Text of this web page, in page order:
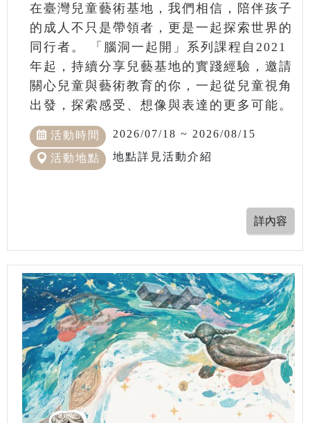
在臺灣兒童藝術基地，我們相信，陪伴孩子
的成人不只是帶領者，更是一起探索世界的
同行者。 「腦洞一起開」系列課程自2021
年起，持續分享兒藝基地的實踐經驗，邀請
關心兒童與藝術教育的你，一起從兒童視角
出發，探索感受、想像與表達的更多可能。
活動時間 2026/07/18 ~ 2026/08/15
活動地點 地點詳見活動介紹